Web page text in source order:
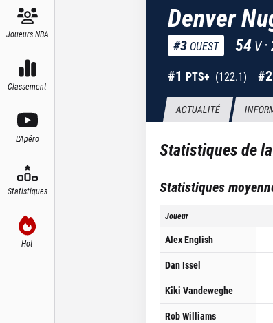
Joueurs NBA
Classement
L'Apéro
Statistiques
Hot
Denver
#3 OUEST 54 V ·
#1 PTS+ (122.1) #
ACTUALITÉ
Statistiques de
Statistiques
Joueur
Alex English
Dan Issel
Kiki Vandeweghe
Rob Williams